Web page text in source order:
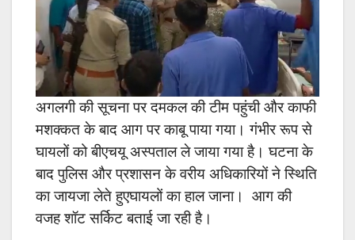
अगलगी की सूचना पर दमकल की टीम पहुंची और काफी
मशक्कत के बाद आग पर काबू पाया गया। गंभीर रूप से
घायलों को बीएचयू अस्पताल ले जाया गया है। घटना के
बाद पुलिस और प्रशासन के वरीय अधिकारियों ने स्थिति
का जायजा लेते हुएघायलों का हाल जाना। आग की
वजह शॉट सर्किट बताई जा रही है।